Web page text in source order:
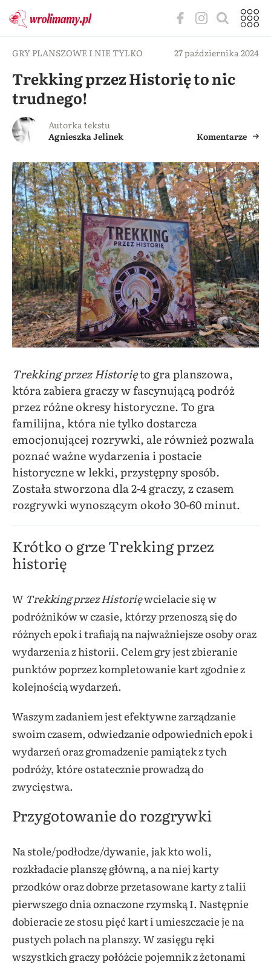
GRY PLANSZOWE I NIE TYLKO 27 października 2024
Trekking przez Historię to nic
trudnego!
Autorka tekstu
Agnieszka Jelinek
Komentarze
Trekking przez Historięto gra planszowa,
która zabiera graczy w fascynującą podróż
przez różne okresy historyczne. To gra
familijna, która nie tylko dostarcza
emocjonującej rozrywki, ale również pozwala
poznać ważne wydarzenia i postacie
historyczne w lekki, przystępny sposób.
Została stworzona dla 2-4 graczy, z czasem
rozgrywki wynoszącym około 30-60 minut.
Krótko o grze Trekking przez
historię
W Trekking przez Historięwcielacie się w
podróżników w czasie, którzy przenoszą się do
różnych epok i trafiają na najważniejsze osoby oraz
wydarzenia z historii. Celem gry jest zbieranie
punktów poprzez kompletowanie kart zgodnie z
kolejnością wydarzeń.
Waszym zadaniem jest efektywne zarządzanie
swoim czasem, odwiedzanie odpowiednich epok i
wydarzeń oraz gromadzenie pamiątek z tych
podróży, które ostatecznie prowadzą do
zwycięstwa.
Przygotowanie do rozgrywki
Na stole/podłodze/dywanie, jak kto woli,
rozkładacie planszę główną, a na niej karty
przodków oraz dobrze przetasowane karty z talii
pierwszego dnia oznaczone rzymską I. Następnie
dobieracie ze stosu pięć kart i umieszczacie je na
pustych polach na planszy. W zasięgu ręki
wszystkich graczy połóżcie pojemnik z żetonami